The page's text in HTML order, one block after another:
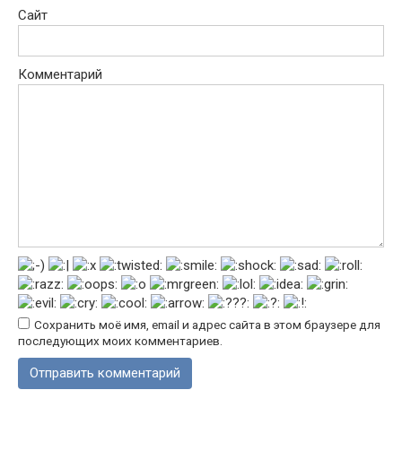
Сайт
Комментарий
Сохранить моё имя, email и адрес сайта в этом браузере для
последующих моих комментариев.